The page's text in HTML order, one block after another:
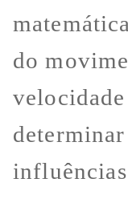
do
velocidade